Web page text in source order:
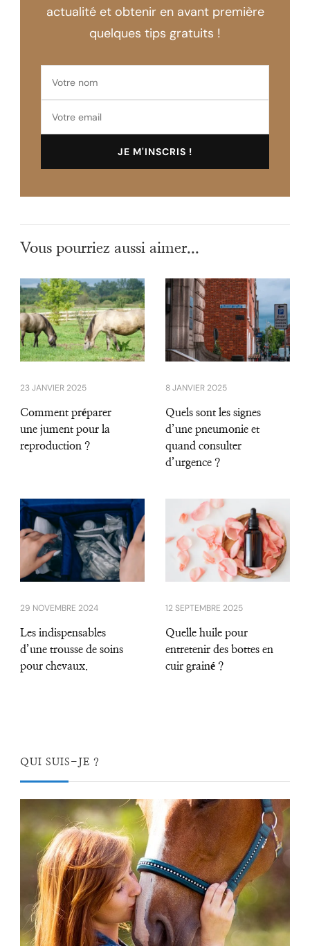
actualité et obtenir en avant première
quelques tips gratuits !
Vous pourriez aussi aimer...
23 JANVIER 2025
Comment préparer
une jument pour la
reproduction ?
8 JANVIER 2025
Quels sont les signes
d’une pneumonie et
quand consulter
d’urgence ?
29 NOVEMBRE 2024
Les indispensables
d’une trousse de soins
pour chevaux.
12 SEPTEMBRE 2025
Quelle huile pour
entretenir des bottes en
cuir grainé ?
QUI SUIS-JE ?